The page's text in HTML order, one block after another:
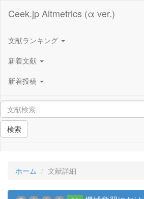
Ceek.jp Altmetrics (α ver.)
文献ランキング
新着文献
新着投稿
検索
ホーム 文献詳細